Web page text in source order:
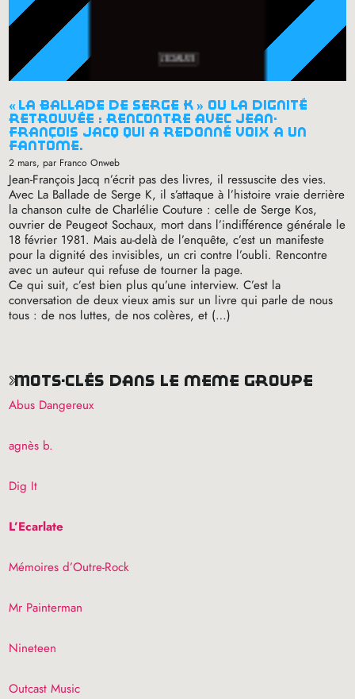
« la ballade de serge k » ou la dignité
retrouvée : rencontre avec jean-
françois jacq qui a redonné voix à un
fantôme.
2 mars, par Franco Onweb
Jean-François Jacq n’écrit pas des livres, il ressuscite des vies.
Avec La Ballade de Serge K, il s’attaque à l’histoire vraie derrière
la chanson culte de Charlélie Couture : celle de Serge Kos,
ouvrier de Peugeot Sochaux, mort dans l’indifférence générale le
18 février 1981. Mais au-delà de l’enquête, c’est un manifeste
pour la dignité des invisibles, un cri contre l’oubli. Rencontre
avec un auteur qui refuse de tourner la page.
Ce qui suit, c’est bien plus qu’une interview. C’est la
conversation de deux vieux amis sur un livre qui parle de nous
tous : de nos luttes, de nos colères, et (…)
mots-clés dans le même groupe
Abus Dangereux
agnès b.
Dig It
L’Ecarlate
Mémoires d’Outre-Rock
Mr Painterman
Nineteen
Outcast Music